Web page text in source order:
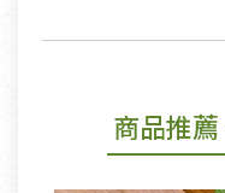
商品推薦